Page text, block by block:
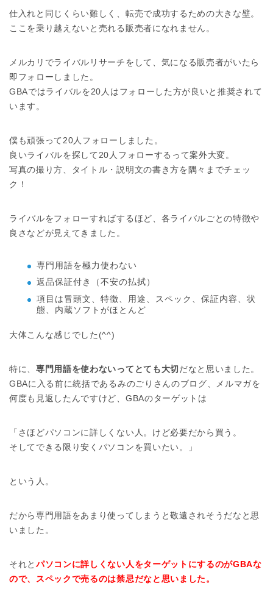
仕入れと同じくらい難しく、転売で成功するための大きな壁。
ここを乗り越えないと売れる販売者になれません。
メルカリでライバルリサーチをして、気になる販売者がいたら
即フォローしました。
GBAではライバルを20人はフォローした方が良いと推奨されて
います。
僕も頑張って20人フォローしました。
良いライバルを探して20人フォローするって案外大変。
写真の撮り方、タイトル・説明文の書き方を隅々までチェッ
ク！
ライバルをフォローすればするほど、各ライバルごとの特徴や
良さなどが見えてきました。
専門用語を極力使わない
返品保証付き（不安の払拭）
項目は冒頭文、特徴、用途、スペック、保証内容、状
態、内蔵ソフトがほとんど
大体こんな感じでした(^^)
特に、専門用語を使わないってとても大切 だなと思いました。
GBAに入る前に統括であるみのごりさんのブログ、メルマガを
何度も見返したんですけど、GBAのターゲットは
「さほどパソコンに詳しくない人。けど必要だから買う。
そしてできる限り安くパソコンを買いたい。」
という人。
だから専門用語をあまり使ってしまうと敬遠されそうだなと思
いました。
それとパソコンに詳しくない人をターゲットにするのがGBAな
ので、スペックで売るのは禁忌だなと思いました。